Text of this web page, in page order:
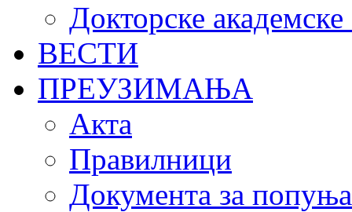
Докторске академске
ВЕСТИ
ПРЕУЗИМАЊА
Акта
Правилници
Документа за